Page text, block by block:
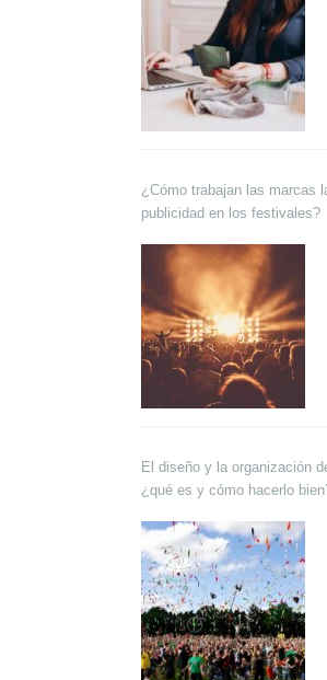
¿Cómo trabajan las marcas
publicidad en los festivales?
El diseño y la organización
¿qué es y cómo hacerlo